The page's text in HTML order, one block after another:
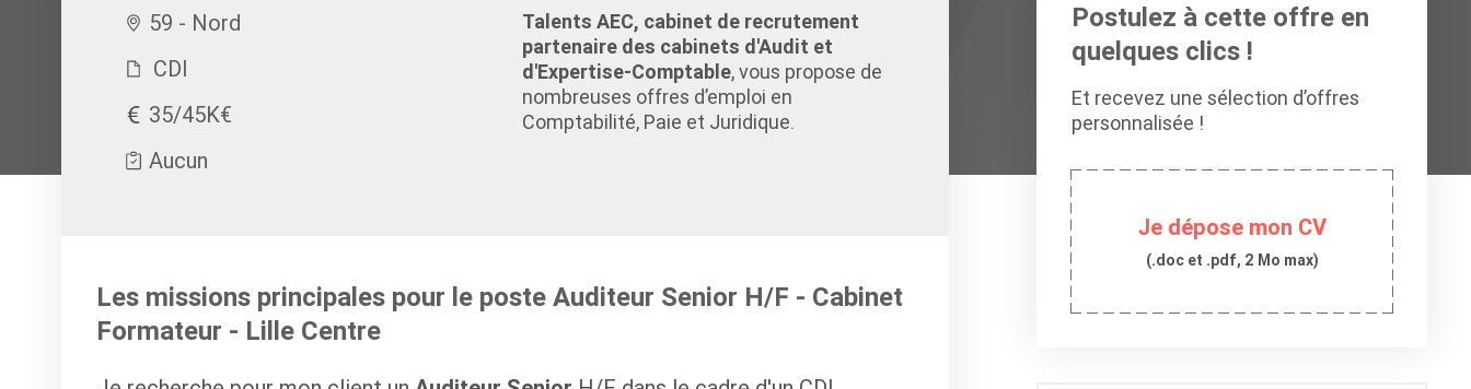
59 - Nord
CDI
35/45K€
Aucun
Talents AEC, cabinet de recrutement
partenaire des cabinets d'Audit et
d'Expertise-Comptable, vous propose de
nombreuses offres d’emploi en
Comptabilité, Paie et Juridique.
Les missions principales pour le poste Auditeur Senior H/F - Cabinet
Formateur - Lille Centre
Postulez à cette offre en
quelques clics !
Et recevez une sélection d’offres
personnalisée !
Je dépose mon CV
(.doc et .pdf, 2 Mo max)